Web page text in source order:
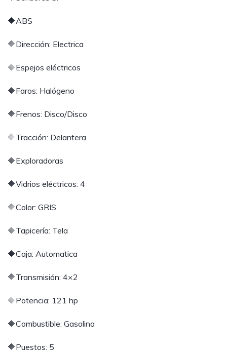
🔶ABS
🔶Dirección: Electrica
🔶Espejos eléctricos
🔶Faros: Halógeno
🔶Frenos: Disco/Disco
🔶Tracción: Delantera
🔶Exploradoras
🔶Vidrios eléctricos: 4
🔶Color: GRIS
🔶Tapicería: Tela
🔶Caja: Automatica
🔶Transmisión: 4×2
🔶Potencia: 121 hp
🔶Combustible: Gasolina
🔶Puestos: 5